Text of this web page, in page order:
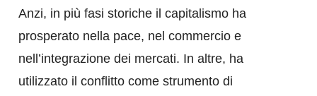
Anzi, in più fasi storiche il capitalismo ha
prosperato nella pace, nel commercio e
nell’integrazione dei mercati. In altre, ha
utilizzato il conflitto come strumento di